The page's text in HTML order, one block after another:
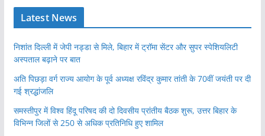
Latest News
निशांत दिल्ली में जेपी नड्डा से मिले, बिहार में ट्रॉमा सेंटर और सुपर स्पेशियलिटी
अस्पताल बढ़ाने पर बात
अति पिछड़ा वर्ग राज्य आयोग के पूर्व अध्यक्ष रविंद्र कुमार तांती के 70वीं जयंती पर दी
गई श्रद्धांजलि
समस्तीपुर में विश्व हिंदू परिषद की दो दिवसीय प्रांतीय बैठक शुरू, उत्तर बिहार के
विभिन्न जिलों से 250 से अधिक प्रतिनिधि हुए शामिल